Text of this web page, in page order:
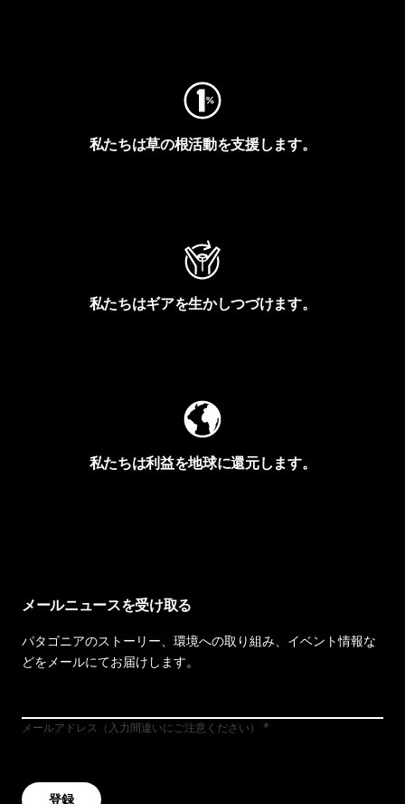
私たちは草の根活動を支援します。
私たちはギアを生かしつづけます。
私たちは利益を地球に還元します。
メールニュースを受け取る
パタゴニアのストーリー、環境への取り組み、イベント情報な
どをメールにてお届けします。
メールアドレス（入力間違いにご注意ください）
登録